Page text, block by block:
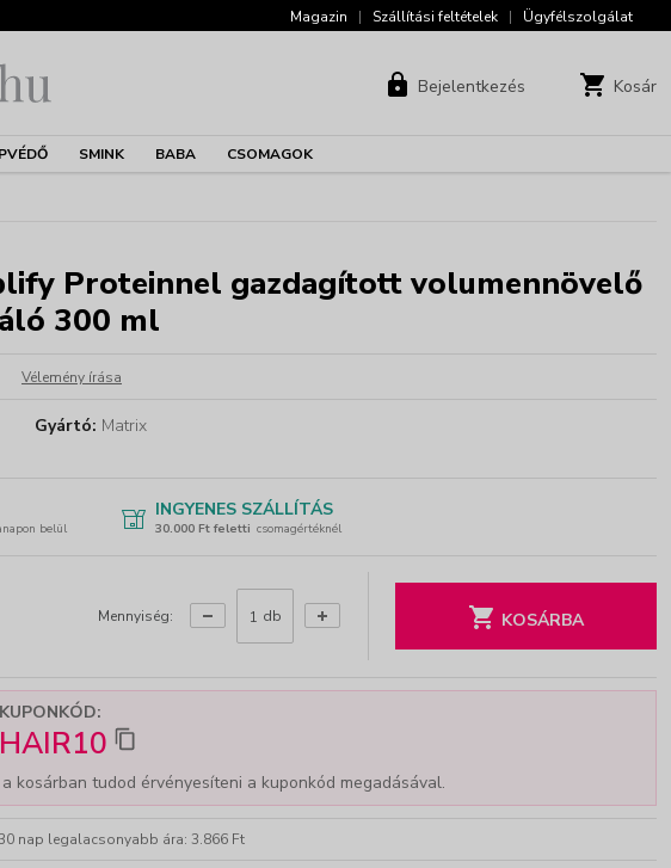
Magazin | Szállítási feltételek | Ügyfélszolgálat
Bejelentkezés Kosár
SMINK BABA CSOMAGOK
Proteinnel gazdagított volumennövelő
300 ml
Vélemény írása
Gyártó: Matrix
belül
INGYENES SZÁLLÍTÁS
30.000 Ft feletti csomagértéknél
Mennyiség: db KOSÁRBA
KUPONKÓD:
HAIR10
kosárban tudod érvényesíteni a kuponkód megadásával.
nap legalacsonyabb ára: 3.866 Ft